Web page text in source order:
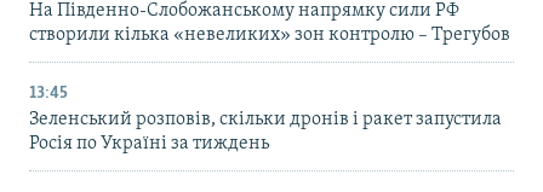
На Південно-Слобожанському напрямку сили РФ
створили кілька «невеликих» зон контролю – Трегубов
13:45
Зеленський розповів, скільки дронів і ракет запустила
Росія по Україні за тиждень